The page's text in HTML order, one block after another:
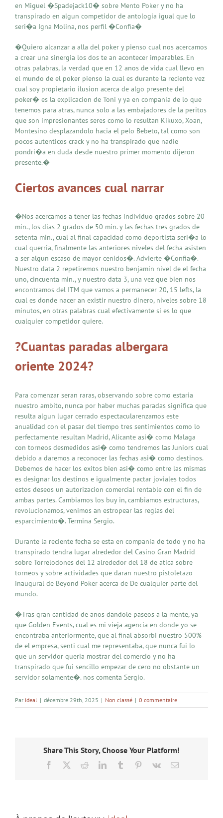
en Miguel �Spadejack10� sobre Mento Poker y no ha
transpirado en algun competidor de antologia igual que lo
seri�a Igna Molina, nos perfil �Confia�
�Quiero alcanzar a alla del poker y pienso cual nos acercamos
a crear una sinergia los dos te an acontecer imparables. En
otras palabras, la verdad que en 12 anos de vida cual llevo en
el mundo de el poker pienso la cual es durante la reciente vez
cual soy propietario ilusion acerca de algo presente del
poker� es la explicacion de Toni y ya en compania de lo que
tenemos para atras, nunca solo a las embajadores de la peritos
que son impresionantes seres como lo resultan Kikuxo, Xoan,
Montesino desplazandolo hacia el pelo Bebeto, tal como son
pocos autenticos crack y no ha transpirado que nadie
pondri�a en duda desde nuestro primer momento dijeron
presente.�
Ciertos avances cual narrar
�Nos acercamos a tener las fechas individuo grados sobre 20
min., los dias 2 grados de 50 min. y las fechas tres grados de
setenta min., cual al final capacidad como deportista seri�a lo
cual querria, finalmente las anteriores niveles del fecha asisten
a ser algun escaso de mayor cenidos�. Advierte �Confia�.
Nuestro data 2 repetiremos nuestro benjamin nivel de el fecha
uno, cincuenta min., y nuestro data 3, una vez que bien nos
encontramos del ITM que vamos a permanecer 20, 15 lefts, la
cual es donde nacer an existir nuestro dinero, niveles sobre 18
minutos, en otras palabras cual efectivamente si es lo que
cualquier competidor quiere.
?Cuantas paradas albergara
oriente 2024?
Para comenzar seran raras, observando sobre como estaria
nuestro ambito, nunca por haber muchas paradas significa que
resulta algun lugar cerrado espectacularenzamos este
anualidad con el pasar del tiempo tres sentimientos como lo
perfectamente resultan Madrid, Alicante asi� como Malaga
con torneos desmedidos asi� como tendremos las Juniors cual
debido a daremos a reconocer las fechas asi� como destinos.
Debemos de hacer los exitos bien asi� como entre las mismas
es designar los destinos e igualmente pactar joviales todos
estos deseos un autorizacion comercial rentable con el fin de
ambas partes. Cambiamos los buy in, cambiamos estructuras,
revolucionamos, venimos an estropear las reglas del
esparcimiento�. Termina Sergio.
Durante la reciente fecha se esta en compania de todo y no ha
transpirado tendra lugar alrededor del Casino Gran Madrid
sobre Torrelodones del 12 alrededor del 18 de atica sobre
torneos y sobre actividades que daran nuestro pistoletazo
inaugural de Beyond Poker acerca de De cualquier parte del
mundo.
�Tras gran cantidad de anos dandole paseos a la mente, ya
que Golden Events, cual es mi vieja agencia en donde yo se
encontraba anteriormente, que al final absorbi nuestro 500%
de el empresa, senti cual me representaba, que nunca fui lo
que un servidor queria mostrar del comercio y no ha
transpirado que fui sencillo empezar de cero no obstante un
servidor solamente�. nos comenta Sergio.
Par ideal | décembre 29th, 2025 | Non classé | 0 commentaire
Share This Story, Choose Your Platform!
Facebook RedditLinkedInTumblr Pinterest
Vk Email